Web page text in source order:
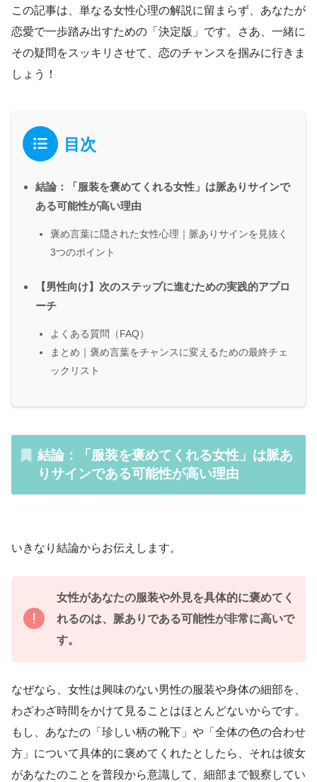
この記事は、単なる女性心理の解説に留まらず、あなたが
恋愛で一歩踏み出すための「決定版」です。さあ、一緒に
その疑問をスッキリさせて、恋のチャンスを掴みに行きま
しょう！
目次
結論：「服装を褒めてくれる女性」は脈ありサインで
ある可能性が高い理由
褒め言葉に隠された女性心理｜脈ありサインを見抜く
3つのポイント
【男性向け】次のステップに進むための実践的アプロ
ーチ
よくある質問（FAQ）
まとめ｜褒め言葉をチャンスに変えるための最終チェ
ックリスト
結論：「服装を褒めてくれる女性」は脈あ
りサインである可能性が高い理由
いきなり結論からお伝えします。
女性があなたの服装や外見を具体的に褒めてく
れるのは、脈ありである可能性が非常に高いで
す。
なぜなら、女性は興味のない男性の服装や身体の細部を、
わざわざ時間をかけて見ることはほとんどないからです。
もし、あなたの「珍しい柄の靴下」や「全体の色の合わせ
方」について具体的に褒めてくれたとしたら、それは彼女
があなたのことを普段から意識して、細部まで観察してい